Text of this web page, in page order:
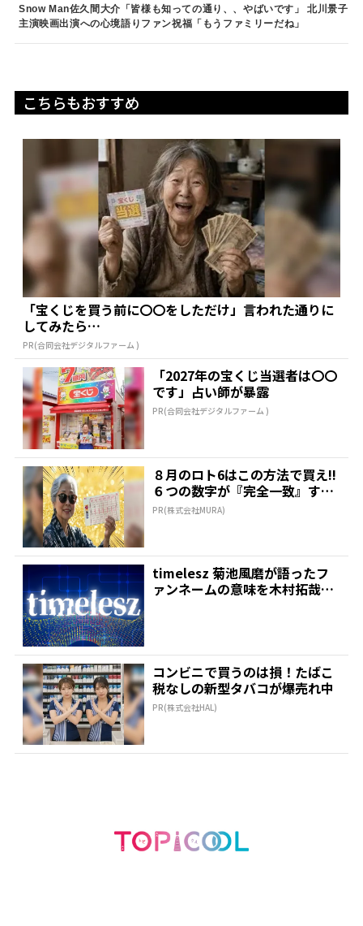
Snow Man佐久間大介「皆様も知っての通り、、やばいです」 北川景子
主演映画出演への心境語りファン祝福「もうファミリーだね」
こちらもおすすめ
「宝くじを買う前に〇〇をしただけ」言われた通りに
してみたら…
PR(合同会社デジタルファーム )
「2027年の宝くじ当選者は〇〇
です」占い師が暴露
PR(合同会社デジタルファーム )
８月のロト6はこの方法で買え!!
６つの数字が『完全一致』する
方法
PR(株式会社MURA)
timelesz 菊池風磨が語ったフ
ァンネームの意味を木村拓哉が
コンビニで買うのは損！たばこ
税なしの新型タバコが爆売れ中
PR(株式会社HAL)